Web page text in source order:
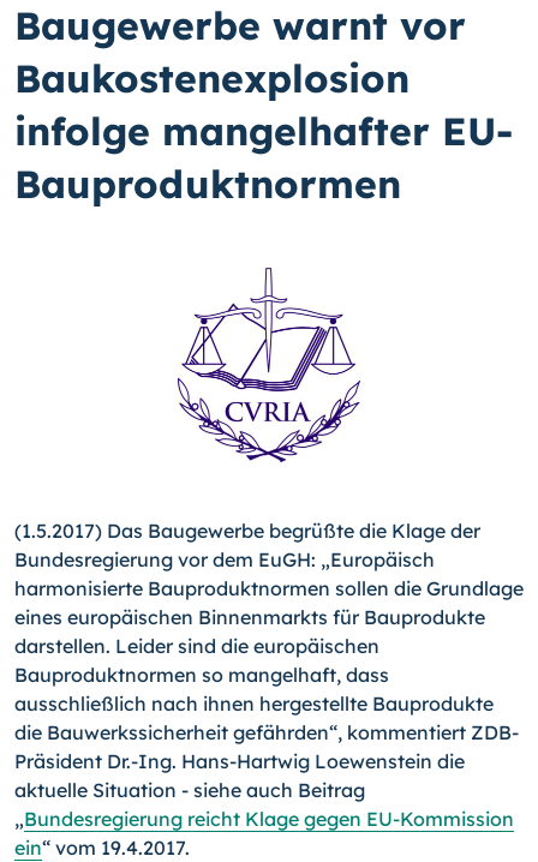
Baugewerbe warnt vor
Baukostenexplosion
infolge mangelhafter EU-
Bauproduktnormen
(1.5.2017) Das Baugewerbe begrüßte die Klage der
Bundesregierung vor dem EuGH: „Europäisch
harmonisierte Bauproduktnormen sollen die Grundlage
eines europäischen Binnenmarkts für Bauprodukte
darstellen. Leider sind die europäischen
Bauproduktnormen so mangelhaft, dass
ausschließlich nach ihnen hergestellte Bauprodukte
die Bauwerkssicherheit gefährden“, kommentiert ZDB-
Präsident Dr.-Ing. Hans-Hartwig Loewenstein die
aktuelle Situation - siehe auch Beitrag
„Bundesregierung reicht Klage gegen EU-Kommission
ein“ vom 19.4.2017.